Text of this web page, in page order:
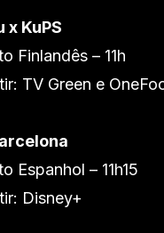
x KuPS
Finlandês – 11h
TV Green e
Espanhol – 11h15
Disney+